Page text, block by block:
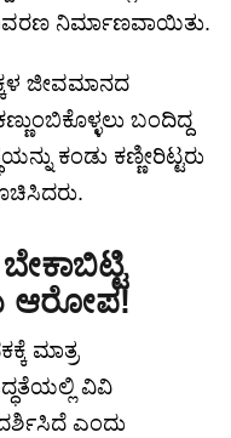
ನಿರ್ಮಾಣವಾಯಿತು.
ಜೀವಮಾನದ
ಬಂದಿದ್ದ
ಕಂಡು ಕಣ್ಣೀರಿಟ್ಟರು
ಆರೋಪ!
ಮಾತ್ರ
ವಿವಿ
ಎಂದು